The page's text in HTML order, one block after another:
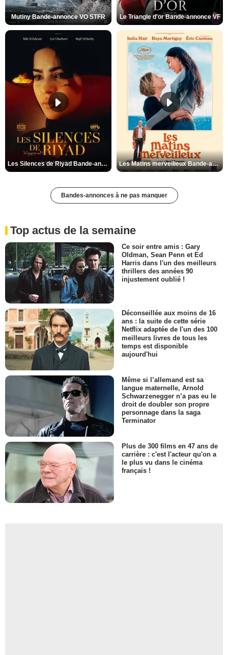
Mutiny Bande-annonce VO STFR Le Triangle d'or Bande-annonce VF
Les Silences de Riyad Bande-annonce VO STFR Les Matins merveilleux Bande-annonce VF
Bandes-annonces à ne pas manquer
Top actus de la semaine
Ce soir entre amis : Gary
Oldman, Sean Penn et Ed
Harris dans l'un des meilleurs
thrillers des années 90
injustement oublié !
Déconseillée aux moins de 16
ans : la suite de cette série
Netflix adaptée de l'un des 100
meilleurs livres de tous les
temps est disponible
aujourd'hui
Même si l’allemand est sa
langue maternelle, Arnold
Schwarzenegger n’a pas eu le
droit de doubler son propre
personnage dans la saga
Terminator
Plus de 300 films en 47 ans de
carrière : c'est l'acteur qu'on a
le plus vu dans le cinéma
français !